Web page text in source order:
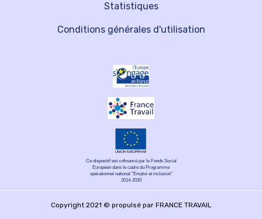
Statistiques
Conditions générales d'utilisation
Ce dispositif est cofinancé par le Fonds Social
Européen dans le cadre du Programme
opérationnel national "Emploi et inclusion"
2014-2020
Copyright 2021 © propulsé par FRANCE TRAVAIL